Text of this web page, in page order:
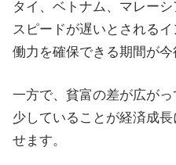
タイ、ベトナム、マレー
スピードが遅いとされる
働力を確保できる期間が今
一方で、貧富の差が広が
少していることが経済成
せます。